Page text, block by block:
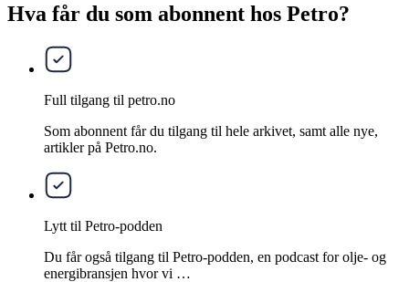
Hva får du som abonnent hos Petro?
Full tilgang til petro.no
Som abonnent får du tilgang til hele arkivet, samt alle nye,
artikler på Petro.no.
Lytt til Petro-podden
Du får også tilgang til Petro-podden, en podcast for olje- og
energibransjen hvor vi …